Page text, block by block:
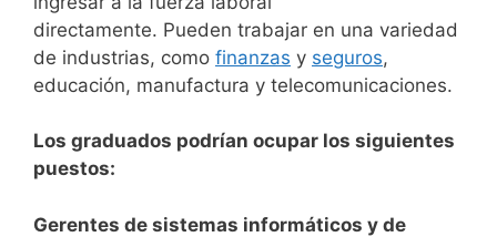
directamente. Pueden trabajar en una variedad
de industrias, como finanzas y seguros,
educación, manufactura y telecomunicaciones.
Los graduados podrían ocupar los siguientes
puestos:
Gerentes de sistemas informáticos y de